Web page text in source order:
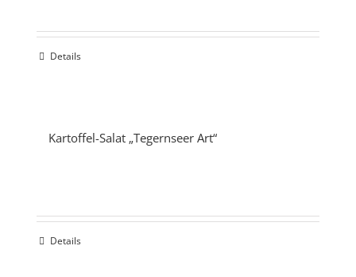
Details
Kartoffel-Salat „Tegernseer Art“
Details